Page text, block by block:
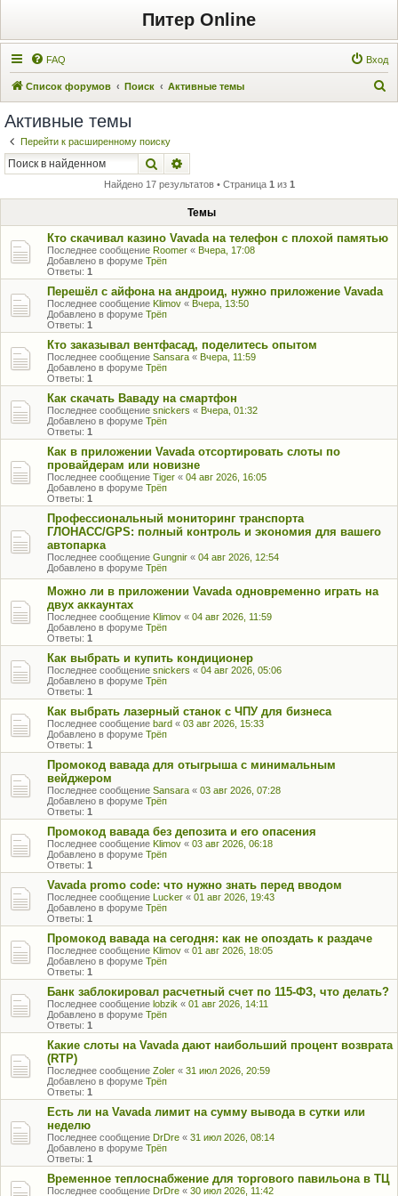
Питер Online
FAQ Вход
Список форумов Поиск Активные темы
Активные темы
Перейти к расширенному поиску
Поиск
Найдено 17 результатов • Страница 1 из 1
Темы
Кто скачивал казино Vavada на телефон с плохой памятью
Последнее сообщение Roomer « Вчера, 17:08
Добавлено в форуме Трёп
Ответы: 1
Перешёл с айфона на андроид, нужно приложение Vavada
Последнее сообщение Klimov « Вчера, 13:50
Добавлено в форуме Трёп
Ответы: 1
Кто заказывал вентфасад, поделитесь опытом
Последнее сообщение Sansara « Вчера, 11:59
Добавлено в форуме Трёп
Ответы: 1
Как скачать Ваваду на смартфон
Последнее сообщение snickers « Вчера, 01:32
Добавлено в форуме Трёп
Ответы: 1
Как в приложении Vavada отсортировать слоты по
провайдерам или новизне
Последнее сообщение Tiger « 04 авг 2026, 16:05
Добавлено в форуме Трёп
Ответы: 1
Профессиональный мониторинг транспорта
ГЛОНАСС/GPS: полный контроль и экономия для вашего
автопарка
Последнее сообщение Gungnir « 04 авг 2026, 12:54
Добавлено в форуме Трёп
Можно ли в приложении Vavada одновременно играть на
двух аккаунтах
Последнее сообщение Klimov « 04 авг 2026, 11:59
Добавлено в форуме Трёп
Ответы: 1
Как выбрать и купить кондиционер
Последнее сообщение snickers « 04 авг 2026, 05:06
Добавлено в форуме Трёп
Ответы: 1
Как выбрать лазерный станок с ЧПУ для бизнеса
Последнее сообщение bard « 03 авг 2026, 15:33
Добавлено в форуме Трёп
Ответы: 1
Промокод вавада для отыгрыша с минимальным
вейджером
Последнее сообщение Sansara « 03 авг 2026, 07:28
Добавлено в форуме Трёп
Ответы: 1
Промокод вавада без депозита и его опасения
Последнее сообщение Klimov « 03 авг 2026, 06:18
Добавлено в форуме Трёп
Ответы: 1
Vavada promo code: что нужно знать перед вводом
Последнее сообщение Lucker « 01 авг 2026, 19:43
Добавлено в форуме Трёп
Ответы: 1
Промокод вавада на сегодня: как не опоздать к раздаче
Последнее сообщение Klimov « 01 авг 2026, 18:05
Добавлено в форуме Трёп
Ответы: 1
Банк заблокировал расчетный счет по 115-ФЗ, что делать?
Последнее сообщение lobzik « 01 авг 2026, 14:11
Добавлено в форуме Трёп
Ответы: 1
Какие слоты на Vavada дают наибольший процент возврата
(RTP)
Последнее сообщение Zoler « 31 июл 2026, 20:59
Добавлено в форуме Трёп
Ответы: 1
Есть ли на Vavada лимит на сумму вывода в сутки или
неделю
Последнее сообщение DrDre « 31 июл 2026, 08:14
Добавлено в форуме Трёп
Ответы: 1
Временное теплоснабжение для торгового павильона в ТЦ
Последнее сообщение DrDre « 30 июл 2026, 11:42